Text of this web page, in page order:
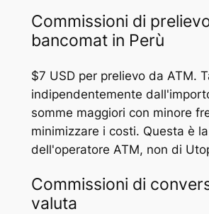
Commissioni di
bancomat in Perù
$7 USD per prelievo da ATM.
indipendentemente
somme maggiori con minore
minimizzare i costi. Questa è
dell'operatore ATM, non di
Commissioni di
valuta